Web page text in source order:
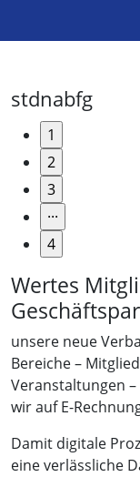
stdnabfg
Wertes
unsere neue
Bereiche –
Veranstaltungen
wir auf E-
Damit digitale
eine verlässliche